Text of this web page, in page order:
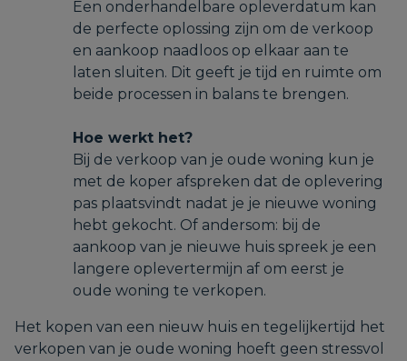
Een onderhandelbare opleverdatum kan
de perfecte oplossing zijn om de verkoop
en aankoop naadloos op elkaar aan te
laten sluiten. Dit geeft je tijd en ruimte om
beide processen in balans te brengen.
Hoe werkt het?
Bij de verkoop van je oude woning kun je
met de koper afspreken dat de oplevering
pas plaatsvindt nadat je je nieuwe woning
hebt gekocht. Of andersom: bij de
aankoop van je nieuwe huis spreek je een
langere oplevertermijn af om eerst je
oude woning te verkopen.
Het kopen van een nieuw huis en tegelijkertijd het
verkopen van je oude woning hoeft geen stressvol